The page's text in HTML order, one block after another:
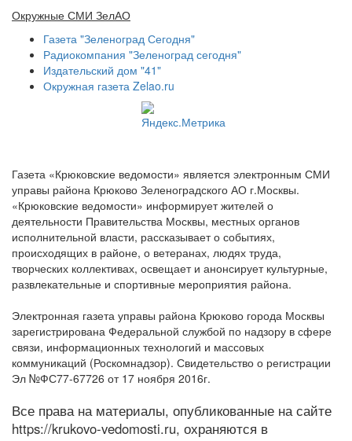
Окружные СМИ ЗелАО
Газета "Зеленоград Сегодня"
Радиокомпания "Зеленоград сегодня"
Издательский дом "41"
Окружная газета Zelao.ru
Газета «Крюковские ведомости» является электронным СМИ
управы района Крюково Зеленоградского АО г.Москвы.
«Крюковские ведомости» информирует жителей о
деятельности Правительства Москвы, местных органов
исполнительной власти, рассказывает о событиях,
происходящих в районе, о ветеранах, людях труда,
творческих коллективах, освещает и анонсирует культурные,
развлекательные и спортивные мероприятия района.
Электронная газета управы района Крюково города Москвы
зарегистрирована Федеральной службой по надзору в сфере
связи, информационных технологий и массовых
коммуникаций (Роскомнадзор). Свидетельство о регистрации
Эл №ФС77-67726 от 17 ноября 2016г.
Все права на материалы, опубликованные на сайте
https://krukovo-vedomosti.ru, охраняются в